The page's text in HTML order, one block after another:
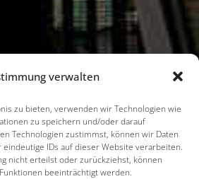
verwalten
zu bieten, verwenden wir Technologien wie
zu speichern und/oder darauf
Technologien zustimmst, können wir Daten
IDs auf dieser Website verarbeiten.
nicht erteilst oder zurückziehst, können
beeinträchtigt werden.